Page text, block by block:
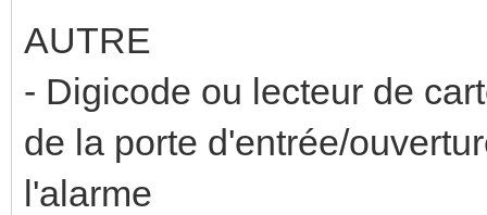
AUTRE
- Digicode ou lecteur de
de la porte d'entrée/
l'alarme